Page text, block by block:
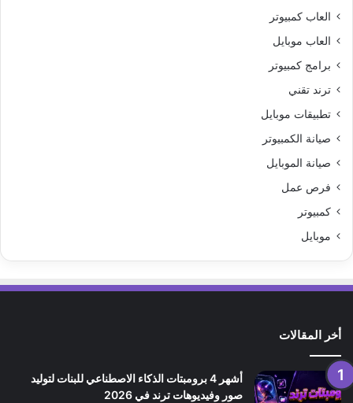
العاب كمبيوتر
العاب موبايل
برامج كمبيوتر
ترند تقني
تطبيقات موبايل
صيانة الكمبيوتر
صيانة الموبايل
فرص عمل
كمبيوتر
موبايل
أخر المقالات
أشهر 4 برومبتات الذكاء الاصطناعي للبنات لتوليد
صور وفيديوهات ترند في 2026